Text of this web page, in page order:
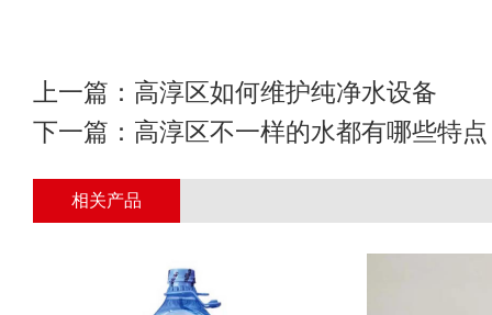
上一篇： 高淳区如何维护纯净水设备
下一篇： 高淳区不一样的水都有哪些特
相关产品